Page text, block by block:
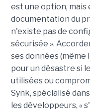
est une option, mais
documentation du
n'existe pas de
sécurisée ».
ses données
pour un désastre si
utilisées ou
Synk, spécialisé
les développeurs, «